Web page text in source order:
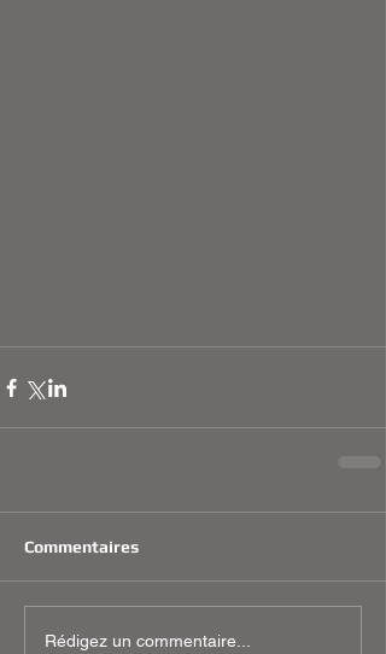
Commentaires
Rédigez un commentaire...